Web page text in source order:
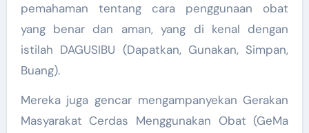
pemahaman tentang cara penggunaan obat
yang benar dan aman, yang di kenal dengan
istilah DAGUSIBU (Dapatkan, Gunakan, Simpan,
Buang).
Mereka juga gencar mengampanyekan Gerakan
Masyarakat Cerdas Menggunakan Obat (GeMa